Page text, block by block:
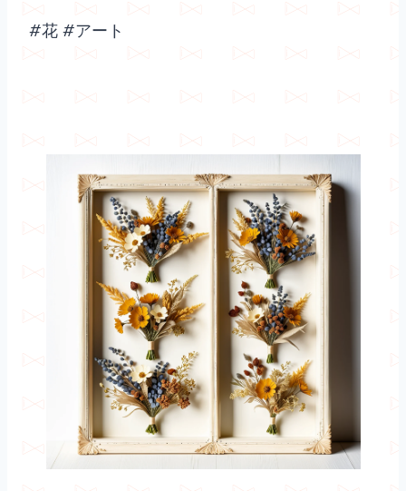
#花 #アート